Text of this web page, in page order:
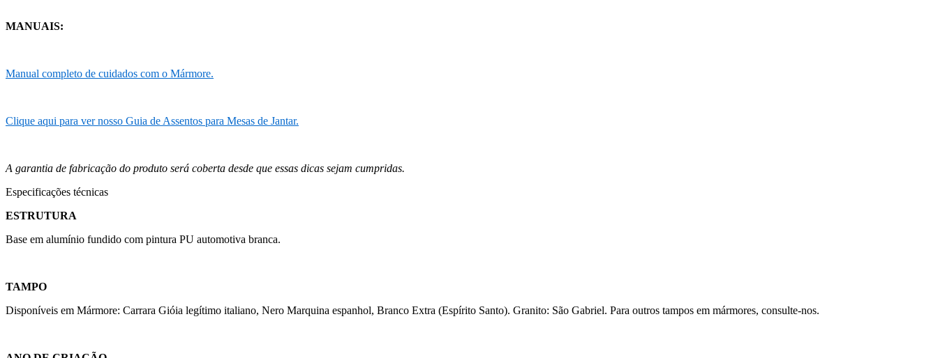
MANUAIS:
Manual completo de cuidados com o Mármore.
Clique aqui para ver nosso Guia de Assentos para Mesas de Jantar.
A garantia de fabricação do produto será coberta desde que essas dicas sejam cumpridas.
Especificações técnicas
ESTRUTURA
Base em alumínio fundido com pintura PU automotiva branca.
TAMPO
Disponíveis em Mármore: Carrara Gióia legítimo italiano, Nero Marquina espanhol, Branco Extra (Espírito Santo). Granito: São Gabriel. Para outros tampos em mármores, consulte-nos.